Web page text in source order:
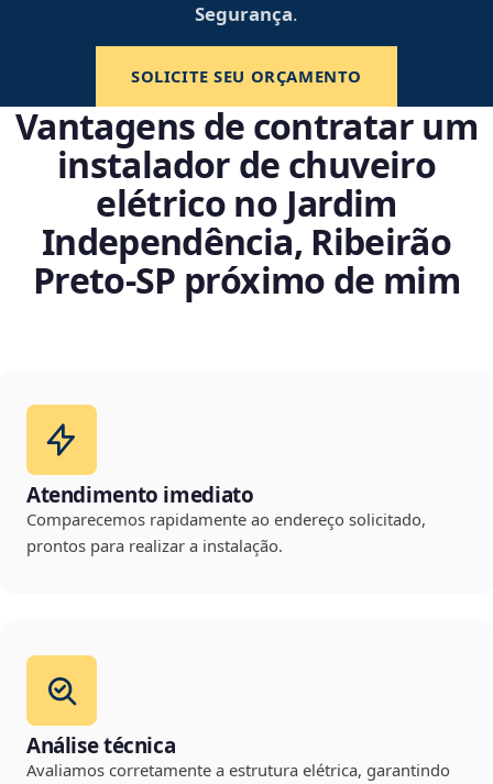
Segurança.
SOLICITE SEU ORÇAMENTO
Vantagens de contratar um
instalador de chuveiro
elétrico no Jardim
Independência, Ribeirão
Preto‑SP próximo de mim
Atendimento imediato
Comparecemos rapidamente ao endereço solicitado,
prontos para realizar a instalação.
Análise técnica
Avaliamos corretamente a estrutura elétrica, garantindo